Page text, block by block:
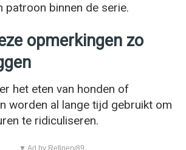
patroon binnen de serie.
opmerkingen zo
het eten van honden of
worden al lange tijd gebruikt om
te ridiculiseren.